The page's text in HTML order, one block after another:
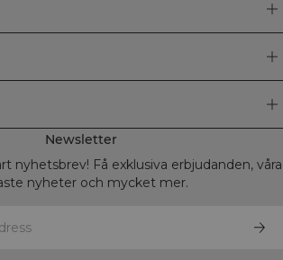
Newsletter
nyhetsbrev! Få exklusiva erbjudanden, våra
nyheter och mycket mer.